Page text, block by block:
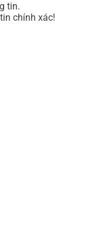
tin.
chính xác!